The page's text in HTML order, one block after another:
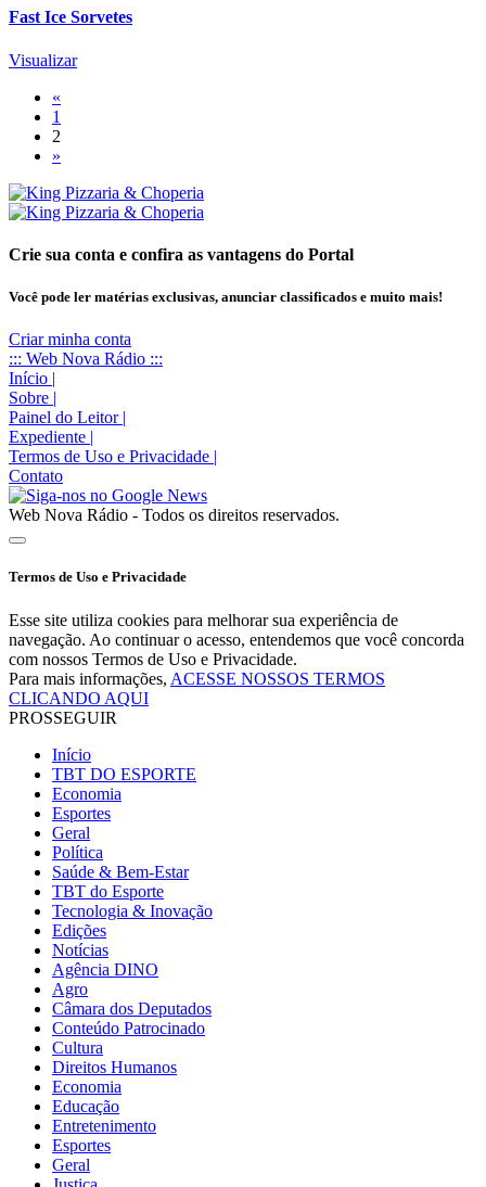
Fast Ice Sorvetes
Visualizar
«
1
2
»
Crie sua conta e confira as vantagens do Portal
Você pode ler matérias exclusivas, anunciar classificados e muito mais!
Criar minha conta
::: Web Nova Rádio :::
Início |
Sobre |
Painel do Leitor |
Expediente |
Termos de Uso e Privacidade |
Contato
Web Nova Rádio - Todos os direitos reservados.
Termos de Uso e Privacidade
Esse site utiliza cookies para melhorar sua experiência de
navegação. Ao continuar o acesso, entendemos que você concorda
com nossos Termos de Uso e Privacidade.
Para mais informações, ACESSE NOSSOS TERMOS
CLICANDO AQUI
PROSSEGUIR
Início
TBT DO ESPORTE
Economia
Esportes
Geral
Política
Saúde & Bem-Estar
TBT do Esporte
Tecnologia & Inovação
Edições
Notícias
Agência DINO
Agro
Câmara dos Deputados
Conteúdo Patrocinado
Cultura
Direitos Humanos
Economia
Educação
Entretenimento
Esportes
Geral